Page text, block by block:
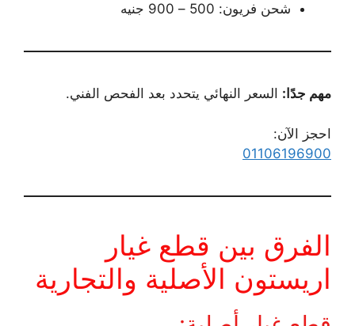
شحن فريون: 500 – 900 جنيه
مهم جدًا: السعر النهائي يتحدد بعد الفحص الفني.
احجز الآن:
01106196900
الفرق بين قطع غيار
اريستون الأصلية والتجارية